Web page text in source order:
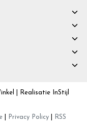
| Realisatie InStijl
Privacy Policy
RSS